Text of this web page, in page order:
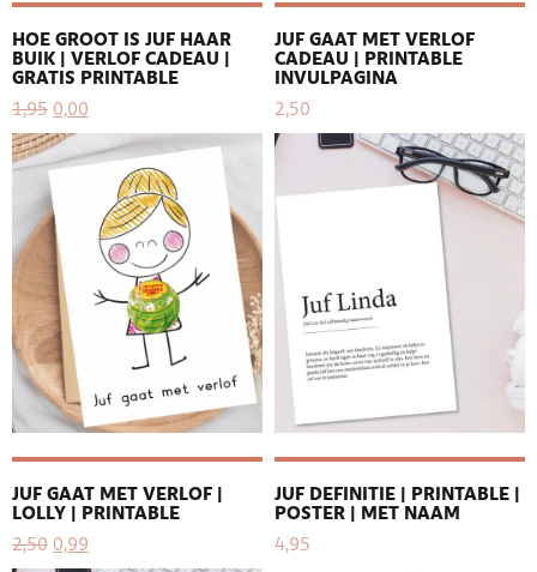
HOE GROOT IS JUF HAAR
BUIK | VERLOF CADEAU |
GRATIS PRINTABLE
1,95 0,00
JUF GAAT MET VERLOF
CADEAU | PRINTABLE
INVULPAGINA
2,50
JUF GAAT MET VERLOF |
LOLLY | PRINTABLE
2,50 0,99
JUF DEFINITIE | PRINTABLE |
POSTER | MET NAAM
4,95